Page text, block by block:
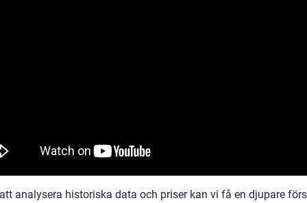
analysera historiska data och priser kan vi få en djupare